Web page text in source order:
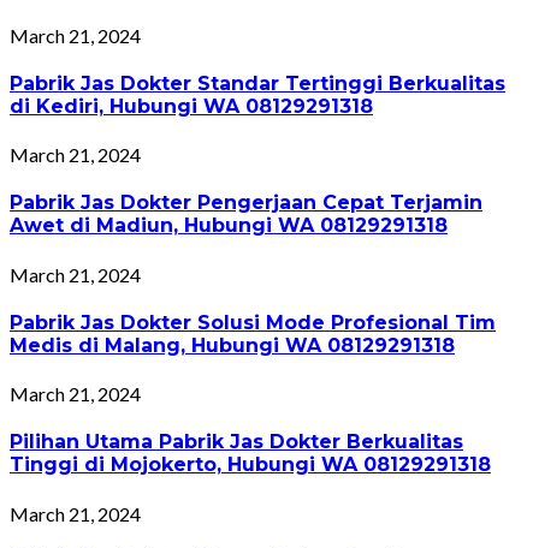
March 21, 2024
Pabrik Jas Dokter Standar Tertinggi Berkualitas
di Kediri, Hubungi WA 08129291318
March 21, 2024
Pabrik Jas Dokter Pengerjaan Cepat Terjamin
Awet di Madiun, Hubungi WA 08129291318
March 21, 2024
Pabrik Jas Dokter Solusi Mode Profesional Tim
Medis di Malang, Hubungi WA 08129291318
March 21, 2024
Pilihan Utama Pabrik Jas Dokter Berkualitas
Tinggi di Mojokerto, Hubungi WA 08129291318
March 21, 2024